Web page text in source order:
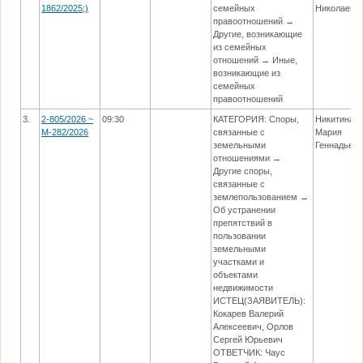
1862/2025;)
семейных
правоотношений →
Другие, возникающие
из семейных
отношений → Иные,
возникающие из
семейных
правоотношений
3.
2-805/2026 ~
М-282/2026
09:30
КАТЕГОРИЯ: Споры,
связанные с
земельными
отношениями →
Другие споры,
связанные с
землепользованием →
Об устранении
препятствий в
пользовании
земельными
участками и
объектами
недвижимости
ИСТЕЦ(ЗАЯВИТЕЛЬ):
Кокарев Валерий
Алексеевич, Орлов
Сергей Юрьевич
ОТВЕТЧИК: Чаус
Никитина
Мария